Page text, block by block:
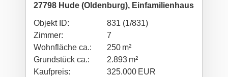
27798 Hude (Oldenburg), Einfamilienhaus
Objekt ID:
831 (1/831)
Zimmer:
7
Wohnfläche ca.:
250 m²
Grund­stück ca.:
2.893 m²
Kaufpreis:
325.000 EUR